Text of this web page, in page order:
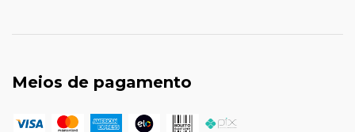
Meios de pagamento